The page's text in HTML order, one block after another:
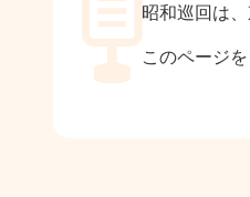
昭和巡回は
このページ